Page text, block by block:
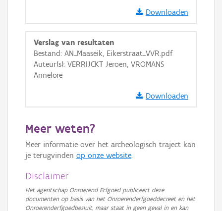
Downloaden
Verslag van resultaten
Bestand: AN_Maaseik, Eikerstraat_VVR.pdf
Auteur(s): VERRIJCKT Jeroen, VROMANS
Annelore
Downloaden
Meer weten?
Meer informatie over het archeologisch traject kan
je terugvinden op onze website.
Disclaimer
Het agentschap Onroerend Erfgoed publiceert deze
documenten op basis van het Onroerenderfgoeddecreet en het
Onroerenderfgoedbesluit, maar staat in geen geval in en kan